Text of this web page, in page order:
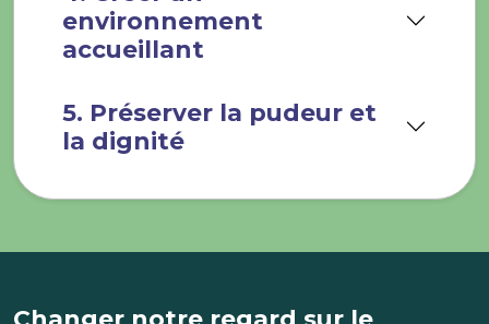
environnement
accueillant
5. Préserver la pudeur et
la dignité
Changer notre regard sur le